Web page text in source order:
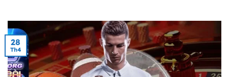
28
Th4